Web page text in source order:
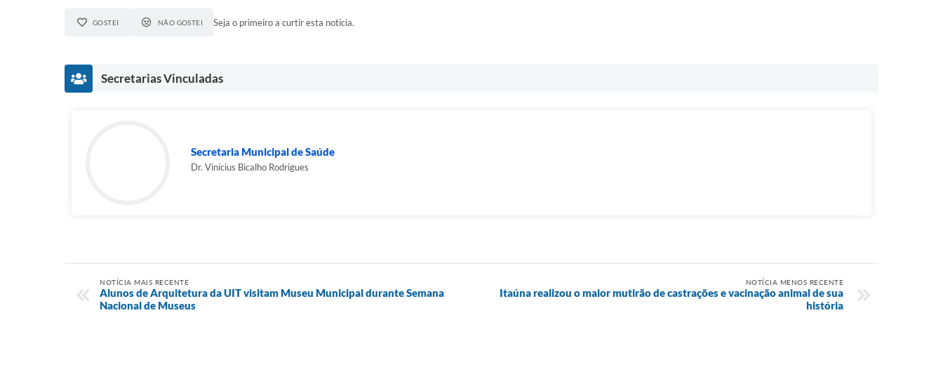
GOSTEI NÃO GOSTEI Seja o primeiro a curtir esta notícia.
Secretarias Vinculadas
Secretaria Municipal de Saúde
Dr. Vinícius Bicalho Rodrigues
NOTÍCIA MAIS RECENTE
Alunos de Arquitetura da UIT visitam Museu Municipal durante Semana
Nacional de Museus
NOTÍCIA MENOS RECENTE
Itaúna realizou o maior mutirão de castrações e vacinação animal de sua
história